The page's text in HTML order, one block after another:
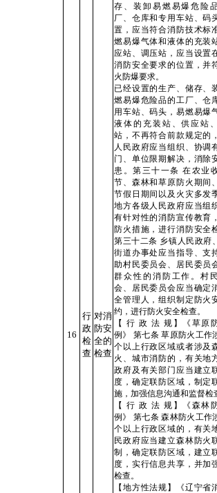
16
行
政
检
查
对消
防安
全的
检查
存、装卸易燃易爆危险
厂、仓库和专用车站、码
置，应当符合消防技术标
燃易爆气体和液体的充装
应站、调压站，应当设置
消防安全要求的位置，并
火防爆要求。
已经设置的生产、储存、
燃易爆危险品的工厂、仓
用车站、码头，易燃易爆
液体的充装站、供应站
站，不再符合前款规定的
人民政府应当组织、协调
门、单位限期解决，消除
患。第三十一条 在农业
节、森林和草原防火期间
节假日期间以及火灾多发
地方各级人民政府应当组
有针对性的消防宣传教育
防火措施，进行消防安全
第三十二条 乡镇人民政府
街道办事处应当指导、支
助村民委员会、居民委员
群众性的消防工作。村
会、居民委员会应当确定
全管理人，组织制定防火
约，进行防火安全检查。
【 行 政 法 规】《草原
例》 第七条 草原防火工作
个以上行政区域或者涉及
火、城市消防的，有关地
政府及有关部门应当建立
度，确定联防区域，制定
施，加强信息沟通和监督检
【 行 政 法 规】《森林
例》 第七条 森林防火工作
个以上行政区域的，有关
民政府应当建立森林防火
制，确定联防区域，建立
度，实行信息共享，并加
检查。
【地方性法规】《辽宁省